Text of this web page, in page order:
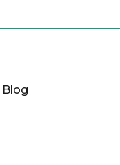
Blog